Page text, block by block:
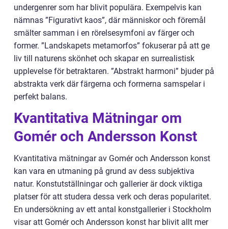
undergenrer som har blivit populära. Exempelvis kan
nämnas ”Figurativt kaos”, där människor och föremål
smälter samman i en rörelsesymfoni av färger och
former. ”Landskapets metamorfos” fokuserar på att ge
liv till naturens skönhet och skapar en surrealistisk
upplevelse för betraktaren. ”Abstrakt harmoni” bjuder på
abstrakta verk där färgerna och formerna samspelar i
perfekt balans.
Kvantitativa Mätningar om
Gomér och Andersson Konst
Kvantitativa mätningar av Gomér och Andersson konst
kan vara en utmaning på grund av dess subjektiva
natur. Konstutställningar och gallerier är dock viktiga
platser för att studera dessa verk och deras popularitet.
En undersökning av ett antal konstgallerier i Stockholm
visar att Gomér och Andersson konst har blivit allt mer